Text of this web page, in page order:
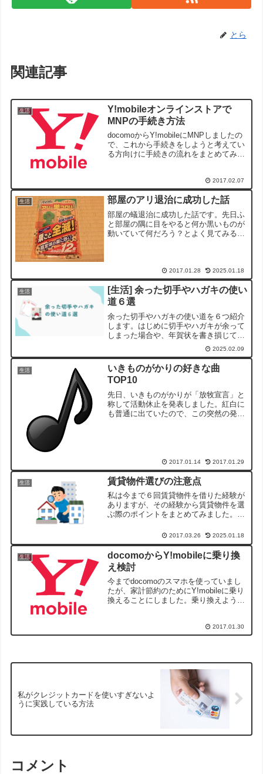
とら
関連記事
生活
Y!mobileオンラインストアで
MNPの手続き方法
docomoからY!mobileにMNPしましたの
で、これから手続きをしようと考えてい
る方向けに手続きの流れをまとめてみま
種とプランを決めるまずは、Y!mobile...
2017.02.07
生活 部屋のアリ退治に成功した話
部屋の蟻退治に成功した話です。先日ふ
と部屋の隅に目をやると何か黒いものが
動いていて何だろう？とよく見てみると
m(_ _)mどうやらチョ...
2017.01.28 2025.01.18
生活
[生活] 余った切手やハガキの使い
道６選
余った切手やハガキの使い道を６つ紹介
します。はじめに切手やハガキが余って
しまった場合や、年賀状を書き損じてし
まったものなどを、どうしたらいいか悩
んでいる方も多いのではないでしょう
か。これらを無駄にすることなく活用す
る方法をご紹介します。余っ...
2025.02.09
生活
いきものがかりの好きな曲
TOP10
先日、いきものがかりが「放牧宣言」と
称して活動休止を発表しました。紅白に
も普通に出ていたので、この突然の発表
2017.01.14 2017.01.29
生活 賃貸物件選びの注意点
私は今まで６回賃貸物件を借りた経験が
ありますが、その経験から賃貸物件を選
ぶ際のポイントをまとめてみました。賃
すすめしない木造アパートに住んだこと
がありますが、木造アパートって音がす
ごく通るんですよね。なの...
2017.03.26 2025.01.18
生活
docomoからY!mobileに乗り換
え検討
今までdocomoのスマホを使っていまし
たが、家計節約のためにY!mobileに乗り
換えることにしました。乗り換えようと
もほとんど使いませんし、ネットもたま
に調べも...
2017.01.30
私がクレジットカードを使いすぎないよ
うに実践している方法
コメント